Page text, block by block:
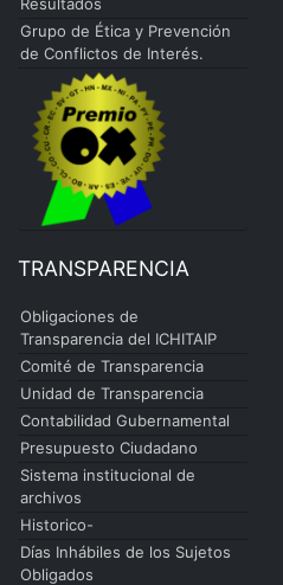
Grupo de Ética y Prevención
de Conflictos de Interés.
TRANSPARENCIA
Obligaciones de
Transparencia del ICHITAIP
Comité de Transparencia
Unidad de Transparencia
Contabilidad Gubernamental
Presupuesto Ciudadano
Sistema institucional de
archivos
Historico-
Días Inhábiles de los Sujetos
Obligados